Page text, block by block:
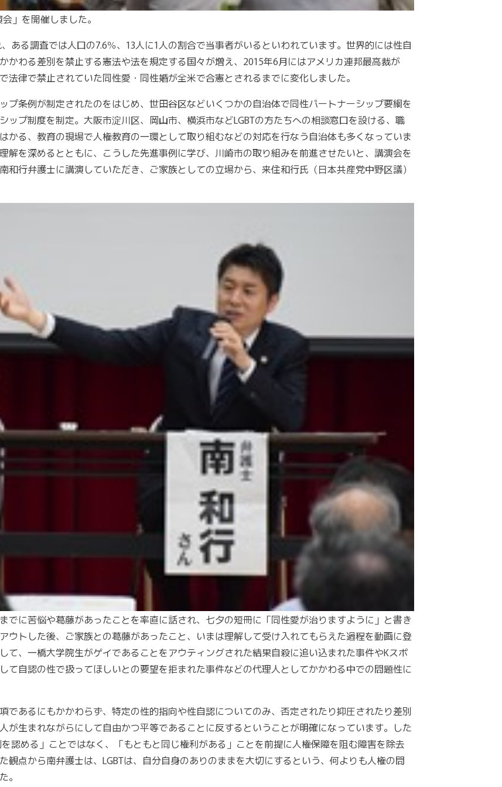
」を開催しました。
ある調査では人口の7.6％、13人に1人の割合で当事者がいるといわれています。世界的には性自
かわる差別を禁止する憲法や法を規定する国々が増え、2015年6月にはアメリカ連邦最高裁が
法律で禁止されていた同性愛・同性婚が全米で合憲とされるまでに変化しました。
プ条例が制定されたのをはじめ、世田谷区などいくつかの自治体で同性パートナーシップ要綱を
ップ制度を制定。大阪市淀川区、岡山市、横浜市などLGBTの方たちへの相談窓口を設ける、職
かる、教育の現場で人権教育の一環として取り組むなどの対応を行なう自治体も多くなっていま
解を深めるとともに、こうした先進事例に学び、川崎市の取り組みを前進させたいと、講演会を
和行弁護士に講演していただき、ご家族としての立場から、来住和行氏（日本共産党中野区議）
でに苦悩や葛藤があったことを率直に話され、七夕の短冊に「同性愛が治りますように」と書き
ウトした後、ご家族との葛藤があったこと、いまは理解して受け入れてもらえた過程を動画に登
て、一橋大学院生がゲイであることをアウティングされた結果自殺に追い込まれた事件やKスポ
て自認の性で扱ってほしいとの要望を拒まれた事件などの代理人としてかかわる中での問題性に
であるにもかかわらず、特定の性的指向や性自認についてのみ、否定されたり抑圧されたり差別
が生まれながらにして自由かつ平等であることに反するということが明確になっています。した
認める」ことではなく、「もともと同じ権利がある」ことを前提に人権保障を阻む障害を除去
観点から南弁護士は、LGBTは、自分自身のありのままを大切にするという、何よりも人権の問
。